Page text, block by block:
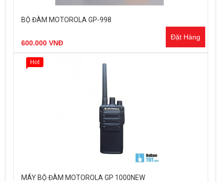
BỘ ĐÀM MOTOROLA GP-998
600.000 VNĐ
Đặt Hàng
MÁY BỘ ĐÀM MOTOROLA GP 1000NEW
Hot